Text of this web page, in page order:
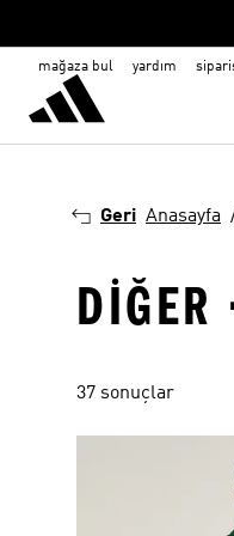
mağaza bul yardım
Geri Anasayfa
DIĞER
37 sonuçlar